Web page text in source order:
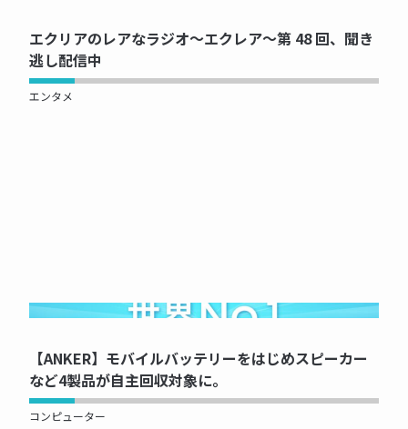
エクリアのレアなラジオ～エクレア～第 48 回、聞き
逃し配信中
エンタメ
NOW PRINTING...
【ANKER】モバイルバッテリーをはじめスピーカー
など4製品が自主回収対象に。
コンピューター